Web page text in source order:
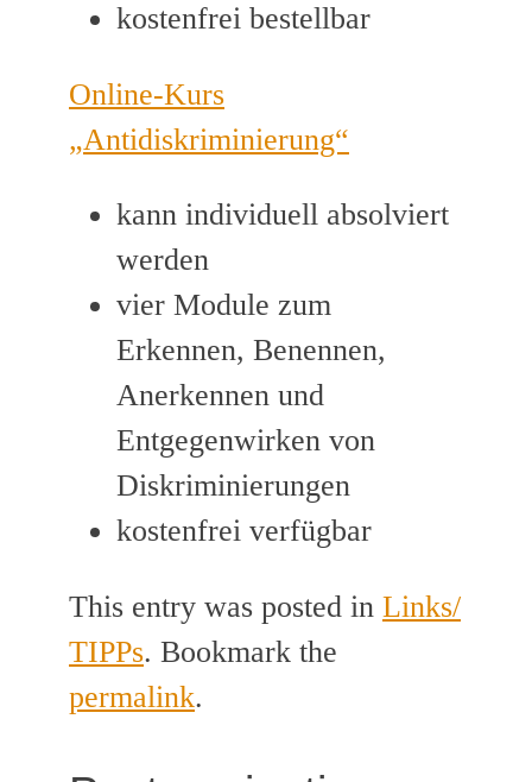
kostenfrei bestellbar
Online-Kurs
„Antidiskriminierung“
kann individuell absolviert
werden
vier Module zum
Erkennen, Benennen,
Anerkennen und
Entgegenwirken von
Diskriminierungen
kostenfrei verfügbar
This entry was posted in Links/
TIPPs. Bookmark the
permalink.